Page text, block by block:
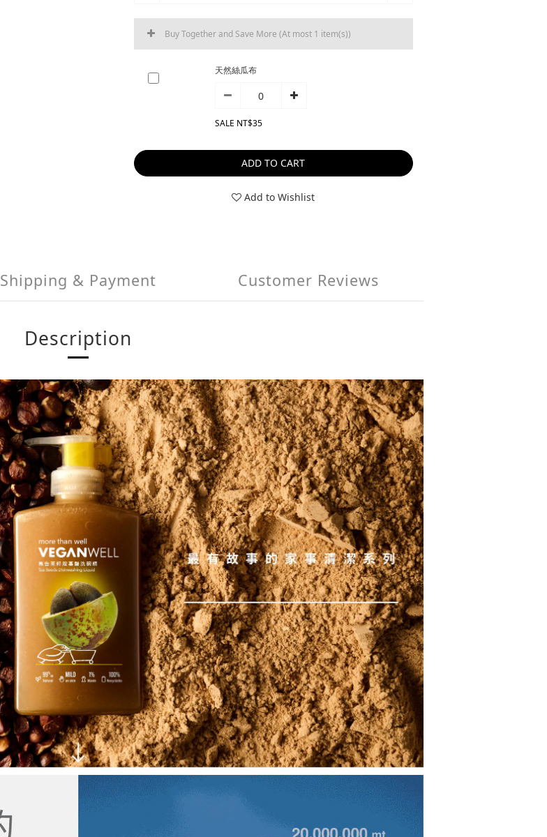
Buy Together and Save More (At most 1 item(s))
天然絲瓜布
SALE NT$35
ADD TO CART
Add to Wishlist
Shipping & Payment Customer Reviews
Description